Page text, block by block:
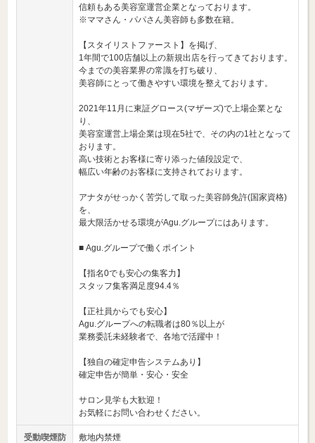
信頼もある美容室運営企業となっております。
※ママさん・パパさん美容師も多数在籍。
【スタイリストファースト】を掲げ、
1年間で100店舗以上の新規出店を行ってきております。
今までの美容業界の常識を打ち破り、
美容師にとって働きやすい環境を整えております。
2021年11月に東証グロース(マザーズ)で上場企業とな
り、
美容室運営上場企業は現在5社で、その内の1社となって
おります。
高い技術とお客様に寄り添った値段設定で、
幅広い年齢のお客様に支持されております。
アナタがせっかく苦労して取った美容師免許(国家資格)
を、
最大限活かせる環境がAgu.グループにはあります。
■ Agu.グループで働くポイント
【指名0でも安心の集客力】
スタッフ集客満足度94.4％
【正社員からでも安心】
Agu.グループへの転職者は80％以上が
業務委託未経験者で、各地で活躍中！
【独自の確定申告システムあり】
確定申告が簡単・安心・安全
サロン見学も大歓迎！
お気軽にお問い合わせください。
受動喫煙防
敷地内禁煙